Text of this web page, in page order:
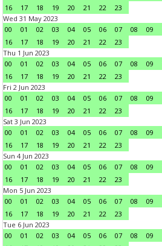
16
17 18 19 20 21 22
23
Wed 31 May 2023
00
01 02 03 04 05 06 07 08 09
16
17 18 19 20 21 22
23
Thu 1 Jun 2023
00
01 02 03 04 05 06 07 08 09
16
17 18 19 20 21 22
23
Fri 2 Jun 2023
00
01 02 03 04 05 06 07 08 09
16
17 18 19 20 21 22
23
Sat 3 Jun 2023
00
01 02 03 04 05 06 07 08 09
16
17 18 19 20 21 22
23
Sun 4 Jun 2023
00
01 02 03 04 05 06 07 08 09
16
17 18 19 20 21 22
23
Mon 5 Jun 2023
00
01 02 03 04 05 06 07 08 09
16
17 18 19 20 21 22
23
Tue 6 Jun 2023
00
01 02 03 04 05 06 07 08 09